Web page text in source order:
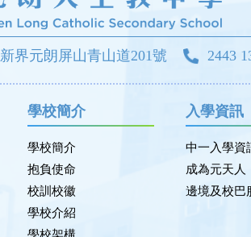
新界元朗屏山青山道201號 2443
學校簡介
學校簡介
抱負使命
校訓校徽
學校介紹
入學資訊
中一入學資
成為元天人
邊境及校巴